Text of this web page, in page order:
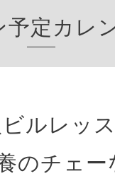
予定カレ
ルレッ
のチェー